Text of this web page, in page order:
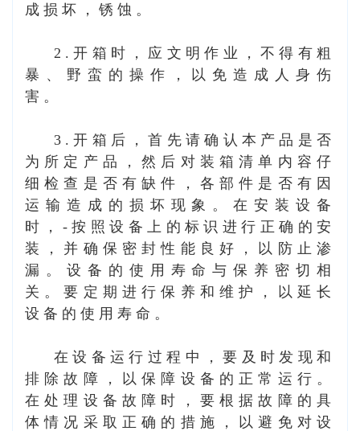
成损坏，锈蚀。
2.开箱时，应文明作业，不得有粗
暴、野蛮的操作，以免造成人身伤
害。
3.开箱后，首先请确认本产品是否
为所定产品，然后对装箱清单内容仔
细检查是否有缺件，各部件是否有因
运输造成的损坏现象。在安装设备
时，-按照设备上的标识进行正确的安
装，并确保密封性能良好，以防止渗
漏。设备的使用寿命与保养密切相
关。要定期进行保养和维护，以延长
设备的使用寿命。
在设备运行过程中，要及时发现和
排除故障，以保障设备的正常运行。
在处理设备故障时，要根据故障的具
体情况采取正确的措施，以避免对设